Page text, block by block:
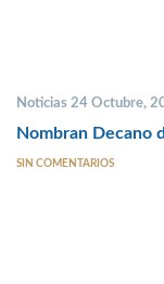
Noticias 24 Octubre,
Nombran Decano
SIN COMENTARIOS